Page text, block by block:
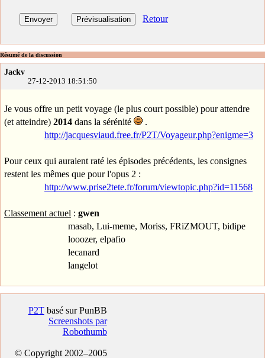
Retour
Résumé de la discussion
Jackv
27-12-2013 18:51:50
Je vous offre un petit voyage (le plus court possible) pour attendre
(et atteindre) 2014 dans la sérénité
.
http://jacquesviaud.free.fr/P2T/Voyageur.php?enigme=3
Pour ceux qui auraient raté les épisodes précédents, les consignes
restent les mêmes que pour l'opus 2 :
http://www.prise2tete.fr/forum/viewtopic.php?id=11568
Classement actuel : gwen
masab, Lui-meme, Moriss, FRiZMOUT, bidipe
looozer, elpafio
lecanard
langelot
P2Tbasé sur PunBB
Screenshots par
Robothumb
© Copyright 2002–2005